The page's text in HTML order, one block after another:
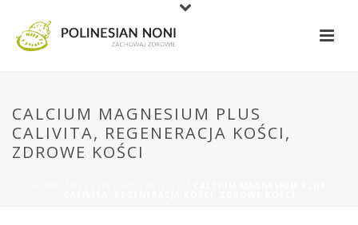
CALCIUM MAGNESIUM PLUS
CALIVITA, REGENERACJA KOŚCI,
ZDROWE KOŚCI